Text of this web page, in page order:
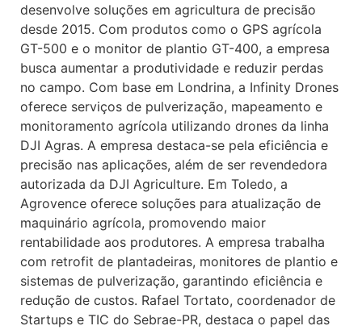
desenvolve soluções em agricultura de precisão
desde 2015. Com produtos como o GPS agrícola
GT-500 e o monitor de plantio GT-400, a empresa
busca aumentar a produtividade e reduzir perdas
no campo. Com base em Londrina, a Infinity Drones
oferece serviços de pulverização, mapeamento e
monitoramento agrícola utilizando drones da linha
DJI Agras. A empresa destaca-se pela eficiência e
precisão nas aplicações, além de ser revendedora
autorizada da DJI Agriculture. Em Toledo, a
Agrovence oferece soluções para atualização de
maquinário agrícola, promovendo maior
rentabilidade aos produtores. A empresa trabalha
com retrofit de plantadeiras, monitores de plantio e
sistemas de pulverização, garantindo eficiência e
redução de custos. Rafael Tortato, coordenador de
Startups e TIC do Sebrae-PR, destaca o papel das